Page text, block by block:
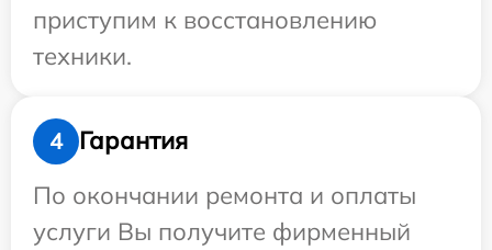
приступим к восстановлению
техники.
4
Гарантия
По окончании ремонта и оплаты
услуги Вы получите фирменный